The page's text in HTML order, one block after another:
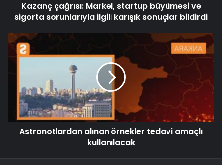
Kazanç çağrısı: Markel, startup büyümesi ve
sigorta sorunlarıyla ilgili karışık sonuçlar bildirdi
Astronotlardan alınan örnekler tedavi amaçlı
kullanılacak